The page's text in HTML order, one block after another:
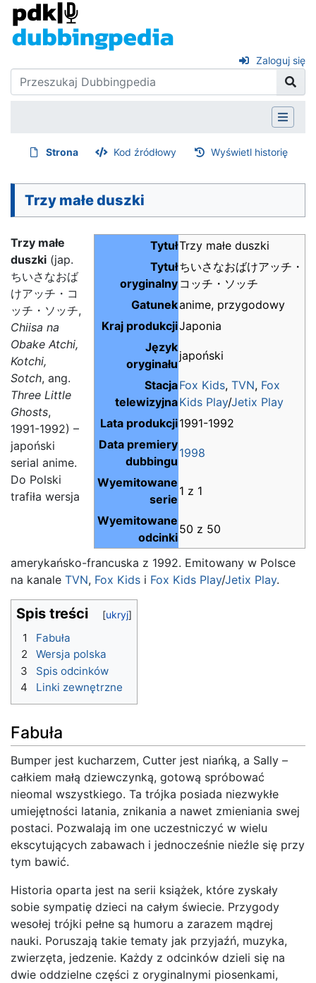
Zaloguj się
Strona Kod źródłowy Wyświetl historię
Trzy małe duszki
TytułTrzy małe duszki
Tytuł
oryginalny
ちいさなおばけアッチ・
コッチ・ソッチ
Gatunekanime, przygodowy
Kraj produkcjiJaponia
Język
oryginału
japoński
Stacja
telewizyjna
Fox Kids, TVN, Fox
Kids Play/Jetix Play
Lata produkcji1991-1992
Data premiery
dubbingu
1998
Wyemitowane
serie
1 z 1
Wyemitowane
odcinki
50 z 50
Trzy małe
duszki (jap.
ちいさなおば
けアッチ・コ
ッチ・ソッチ,
Chiisa na
Obake Atchi,
Kotchi,
Sotch, ang.
Three Little
Ghosts,
1991-1992) –
japoński
serial anime.
Do Polski
trafiła wersja
amerykańsko-francuska z 1992. Emitowany w Polsce
na kanale TVN, Fox Kids i Fox Kids Play/Jetix Play.
Spis treści
1
Fabuła
2
Wersja polska
3
Spis odcinków
4
Linki zewnętrzne
Fabuła
Bumper jest kucharzem, Cutter jest niańką, a Sally –
całkiem małą dziewczynką, gotową spróbować
nieomal wszystkiego. Ta trójka posiada niezwykłe
umiejętności latania, znikania a nawet zmieniania swej
postaci. Pozwalają im one uczestniczyć w wielu
ekscytujących zabawach i jednocześnie nieźle się przy
tym bawić.
Historia oparta jest na serii książek, które zyskały
sobie sympatię dzieci na całym świecie. Przygody
wesołej trójki pełne są humoru a zarazem mądrej
nauki. Poruszają takie tematy jak przyjaźń, muzyka,
zwierzęta, jedzenie. Każdy z odcinków dzieli się na
dwie oddzielne części z oryginalnymi piosenkami,